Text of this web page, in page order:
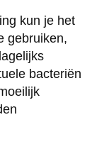
kun je het
gebruiken,
bacteriën